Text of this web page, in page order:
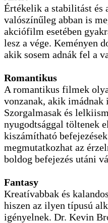
Értékelik a stabilitást és
valószínűleg abban is
akciófilm esetében
lesz a vége. Keményen
akik sosem adnák fel a
Romantikus
A romantikus filmek
vonzanak, akik
Szorgalmasak és
nyugodtsággal töltenek
kiszámítható
megmutatkozhat az
boldog befejezés utáni
Fantasy
Kreatívabbak és
hiszen az ilyen típusú
igényelnek. Dr. Kevin